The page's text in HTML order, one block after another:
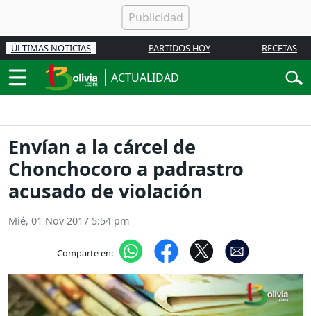
ÚLTIMAS NOTICIAS PARTIDOS HOY RECETAS
ACTUALIDAD
Envían a la cárcel de
Chonchocoro a padrastro
acusado de violación
Mié, 01 Nov 2017 5:54 pm
Comparte en: